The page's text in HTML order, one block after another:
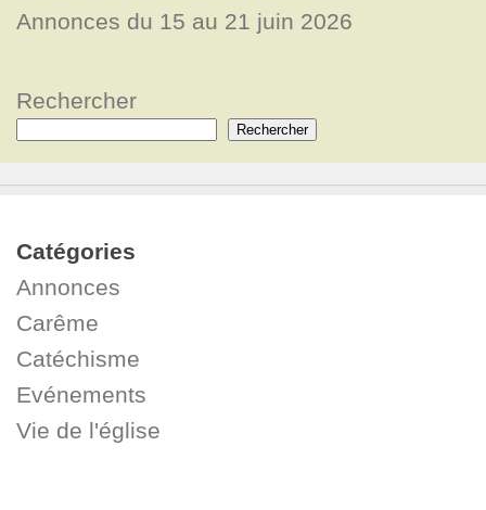
Annonces du 15 au 21 juin 2026
Rechercher
Rechercher
Catégories
Annonces
Carême
Catéchisme
Evénements
Vie de l'église